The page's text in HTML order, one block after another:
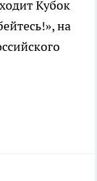
Кубок
на